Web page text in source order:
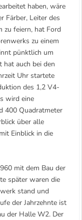
haben, wäre
Färber, Leiter des
zu feiern, hat Ford
zu einem
pünktlich um
hat auch bei den
Uhr startete
des 1,2 V4-
wird eine
400 Quadratmeter
über alle
Einblick in die
mit dem Bau der
später waren die
stand und
der Jahrzehnte ist
der Halle W2. Der